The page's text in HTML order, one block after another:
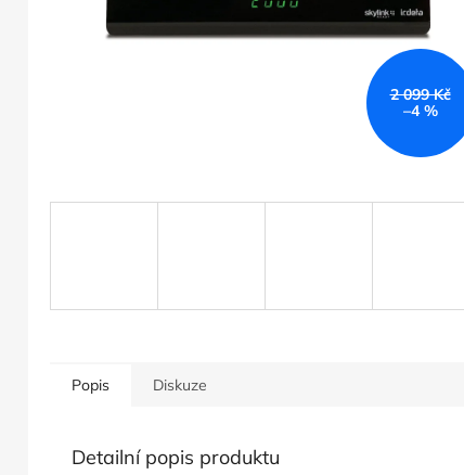
2 099 Kč
–4 %
Popis Diskuze
Detailní popis produktu